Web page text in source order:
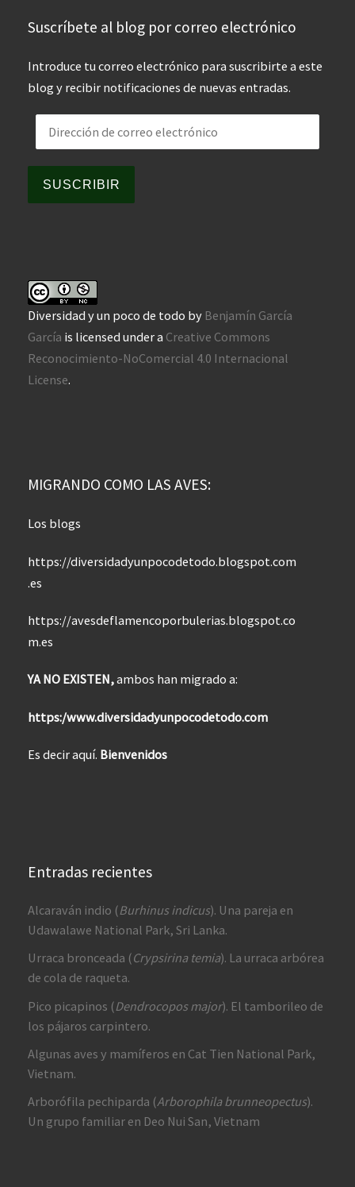
Suscríbete al blog por correo electrónico
Introduce tu correo electrónico para suscribirte a este
blog y recibir notificaciones de nuevas entradas.
Dirección de correo electrónico
SUSCRIBIR
Diversidad y un poco de todo by Benjamín García
García is licensed under a Creative Commons
Reconocimiento-NoComercial 4.0 Internacional
License.
MIGRANDO COMO LAS AVES:
Los blogs
https://diversidadyunpocodetodo.blogspot.com
.es
https://avesdeflamencoporbulerias.blogspot.co
m.es
YA NO EXISTEN,ambos han migrado a:
https:/www.diversidadyunpocodetodo.com
Es decir aquí. Bienvenidos
Entradas recientes
Alcaraván indio (Burhinus indicus). Una pareja en
Udawalawe National Park, Sri Lanka.
Urraca bronceada (Crypsirina temia). La urraca arbórea
de cola de raqueta.
Pico picapinos (Dendrocopos major). El tamborileo de
los pájaros carpintero.
Algunas aves y mamíferos en Cat Tien National Park,
Vietnam.
Arborófila pechiparda (Arborophila brunneopectus).
Un grupo familiar en Deo Nui San, Vietnam